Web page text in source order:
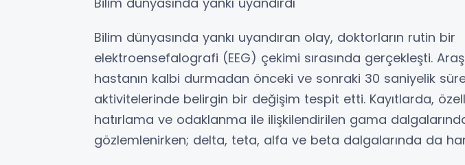
Bilim dünyasında yankı uyandıran olay, doktorların rutin bir
elektroensefalografi (EEG) çekimi sırasında gerçekleşti.
hastanın kalbi durmadan önceki ve sonraki 30 saniyelik
aktivitelerinde belirgin bir değişim tespit etti. Kayıtlarda,
hatırlama ve odaklanma ile ilişkilendirilen gama
gözlemlenirken; delta, teta, alfa ve beta dalgalarında da